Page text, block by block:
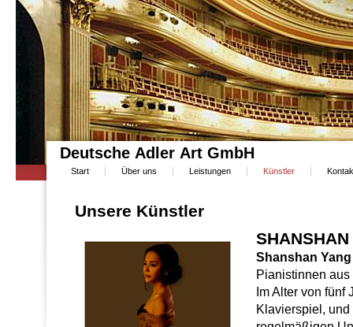
Deutsche Adler Art GmbH
Start Über uns Leistungen Künstler
Unsere Künstler
Shanshan Yang
Pianistinnen
Im Alter von fünf
Klavierspiel,